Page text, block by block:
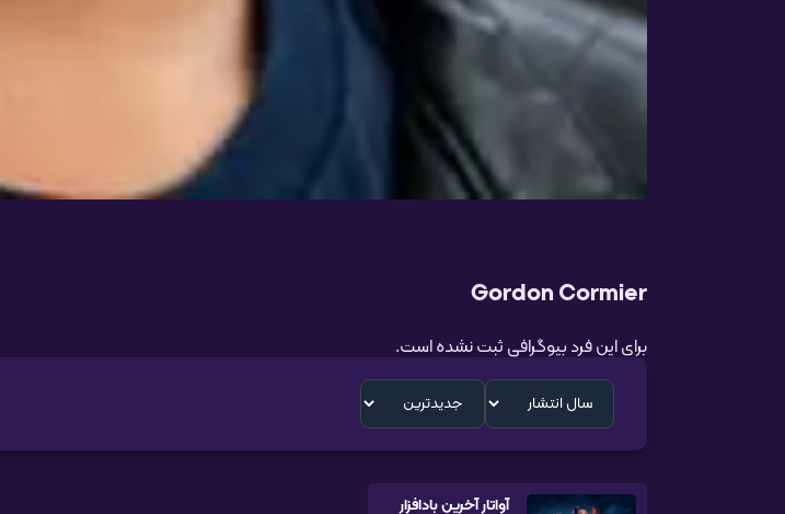
Gordon Cormier
برای این فرد بیوگرافی ثبت نشده است.
آواتار آخرین بادافزار